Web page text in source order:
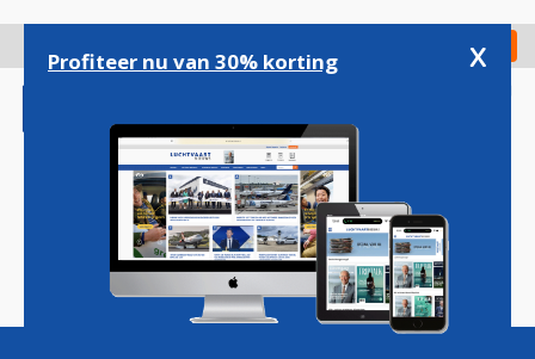
gaan
Check in
Magazine Podcasts Vacatures
Profiteer nu van 30% korting x